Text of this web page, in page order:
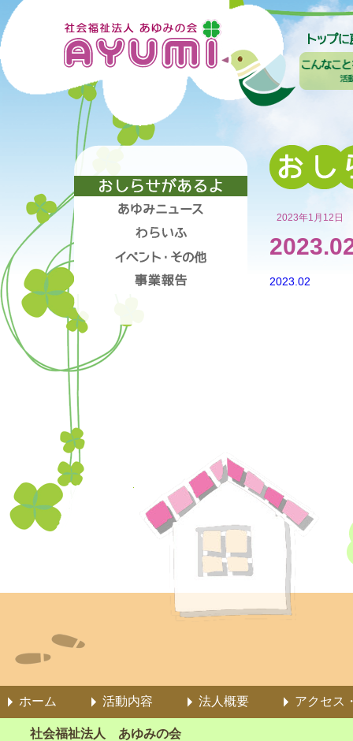
2023年1月12日
2023.02
ホーム 活動内容 法人概要 アクセス
社会福祉法人 あゆみの会